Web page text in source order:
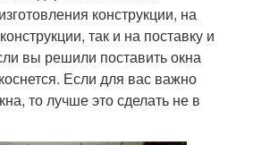
конструкции, на
так и на поставку и
вы решили поставить окна
Если для вас важно
то лучше это сделать не в